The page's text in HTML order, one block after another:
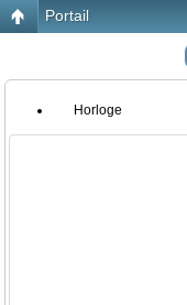
Portail
Horloge